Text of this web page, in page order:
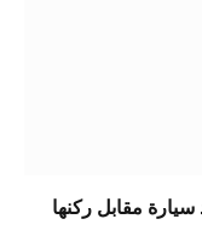
مقابل ركنها